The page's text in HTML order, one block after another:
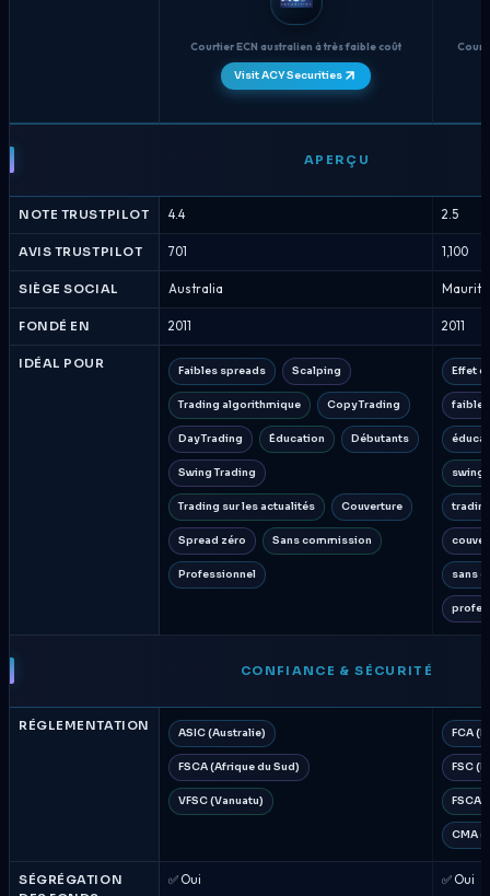
Securities
FXTM
Comparaison
courtiers
Août
Courtier ECN australien à très faible coût
Visit ACY Securities
APERÇU
NOTE TRUSTPILOT 4.4 2.5
AVIS TRUSTPILOT 701 1,100
SIÈGE SOCIAL Australia
FONDÉ EN 2011 2011
IDÉAL POUR Faibles spreads Scalping
Trading algorithmique Copy Trading
Day Trading Éducation Débutants
Swing Trading
Trading sur les actualités Couverture
Spread zéro Sans commission
Professionnel
Effet
swing
sans
CONFIANCE & SÉCURITÉ
RÉGLEMENTATION ASIC (Australie)
FSCA (Afrique du Sud)
VFSC (Vanuatu)
FCA
FSC
FSCA
CMA
SÉGRÉGATION
✅ Oui ✅ Oui